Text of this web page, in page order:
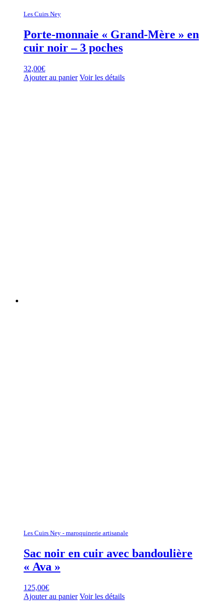
Les Cuirs Ney
Porte-monnaie « Grand-Mère » en
cuir noir – 3 poches
32,00€
Ajouter au panier Voir les détails
Les Cuirs Ney - maroquinerie artisanale
Sac noir en cuir avec bandoulière
« Ava »
125,00€
Ajouter au panier Voir les détails